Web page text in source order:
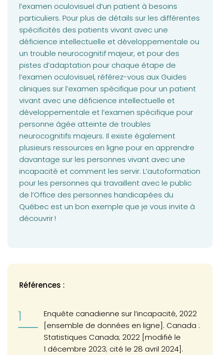
l’examen oculovisuel d’un patient à besoins
particuliers. Pour plus de détails sur les différentes
spécificités des patients vivant avec une
déficience intellectuelle et développementale ou
un trouble neurocognitif majeur, et pour des
pistes d’adaptation pour chaque étape de
l’examen oculovisuel, référez-vous aux Guides
cliniques sur l’examen spécifique pour un patient
vivant avec une déficience intellectuelle et
développementale et l’examen spécifique pour
personne âgée atteinte de troubles
neurocognitifs majeurs. Il existe également
plusieurs ressources en ligne pour en apprendre
davantage sur les personnes vivant avec une
incapacité et comment les servir. L’autoformation
pour les personnes qui travaillent avec le public
de l’Office des personnes handicapées du
Québec est un bon exemple que je vous invite à
découvrir !
Références :
Enquête canadienne sur l’incapacité, 2022
[ensemble de données en ligne]. Canada :
Statistiques Canada; 2022 [modifié le
1 décembre 2023; cité le 28 avril 2024].